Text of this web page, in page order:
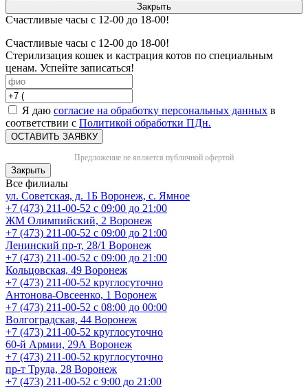
Закрыть
Счастливые часы с 12-00 до 18-00!
Счастливые часы с 12-00 до 18-00!
Стерилизация кошек и кастрация котов по специальным
ценам. Успейте записаться!
Я даю согласие на обработку персональных данных в
соответствии с Политикой обработки ПДн.
ОСТАВИТЬ ЗАЯВКУ
Предложение не является публичной офертой
Закрыть
Все филиалы
ул. Советская, д. 1Б Воронеж, с. Ямное
+7 (473) 211-00-52 с 09:00 до 21:00
ЖМ Олимпийский, 2 Воронеж
+7 (473) 211-00-52 с 09:00 до 21:00
Ленинский пр-т, 28/1 Воронеж
+7 (473) 211-00-52 с 09:00 до 21:00
Кольцовская, 49 Воронеж
+7 (473) 211-00-52 круглосуточно
Антонова-Овсеенко, 1 Воронеж
+7 (473) 211-00-52 с 08:00 до 00:00
Волгоградская, 44 Воронеж
+7 (473) 211-00-52 круглосуточно
60-й Армии, 29А Воронеж
+7 (473) 211-00-52 круглосуточно
пр-т Труда, 28 Воронеж
+7 (473) 211-00-52 c 9:00 до 21:00